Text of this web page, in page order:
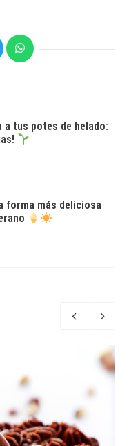
a tus potes de helado:
forma más deliciosa